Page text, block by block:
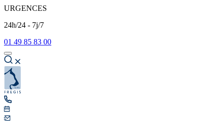
URGENCES
24h/24 - 7j/7
01 49 85 83 00